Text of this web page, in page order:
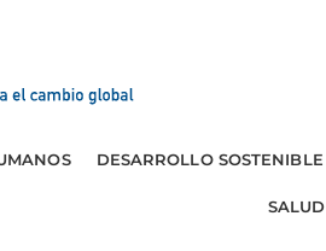
DESARROLLO SOSTENIBLE
SALUD